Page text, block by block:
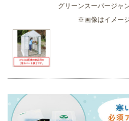
グリーンスーパージャ
※画像はイメージ